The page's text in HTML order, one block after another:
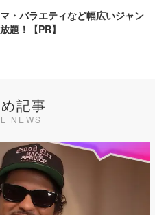
・バラエティなど幅広いジャン
題！【PR】
記事
NEWS